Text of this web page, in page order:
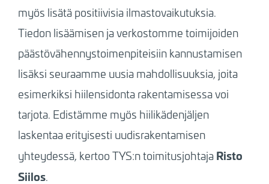
myös lisätä positiivisia ilmastovaikutuksia.
Tiedon lisäämisen ja verkostomme toimijoiden
päästövähennystoimenpiteisiin kannustamisen
lisäksi seuraamme uusia mahdollisuuksia, joita
esimerkiksi hiilensidonta rakentamisessa voi
tarjota. Edistämme myös hiilikädenjäljen
laskentaa erityisesti uudisrakentamisen
yhteydessä, kertoo TYS:n toimitusjohtaja Risto
Siilos.